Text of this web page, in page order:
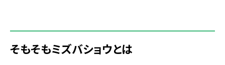
そもそもミズバショウとは